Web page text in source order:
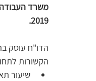
משרד העבודה
2019.
הדו"ח עוסק
הקשורות
שיעור